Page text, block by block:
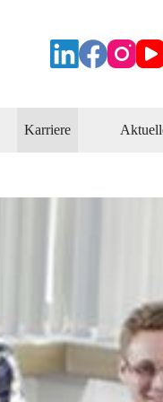
Karriere